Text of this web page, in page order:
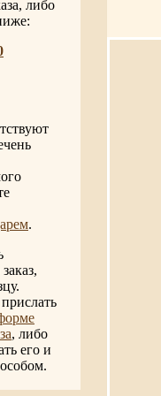
либо
.
, либо
его и